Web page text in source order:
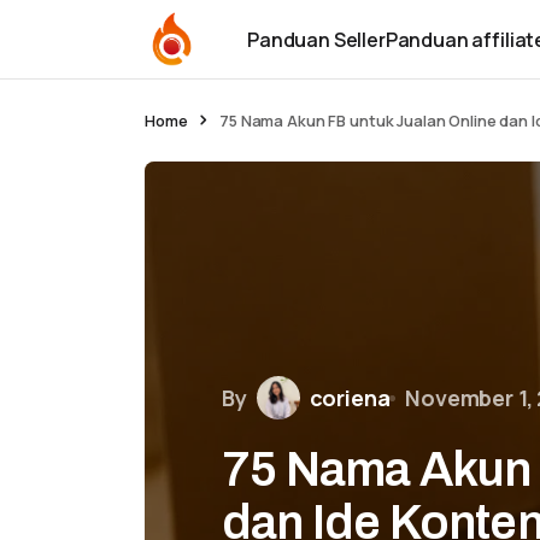
Panduan SellerPanduan
Home 75 Nama Akun FB untuk Jualan Online dan
By coriena November
75 Nama
dan Ide